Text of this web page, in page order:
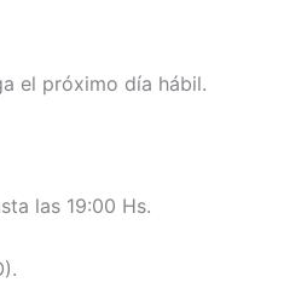
el próximo día hábil.
las 19:00 Hs.